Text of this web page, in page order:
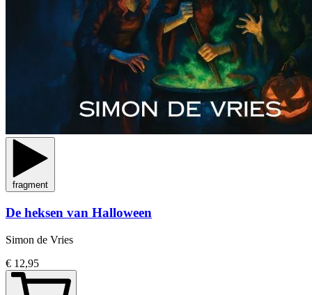
fragment
De heksen van Halloween
Simon de Vries
€ 12,95